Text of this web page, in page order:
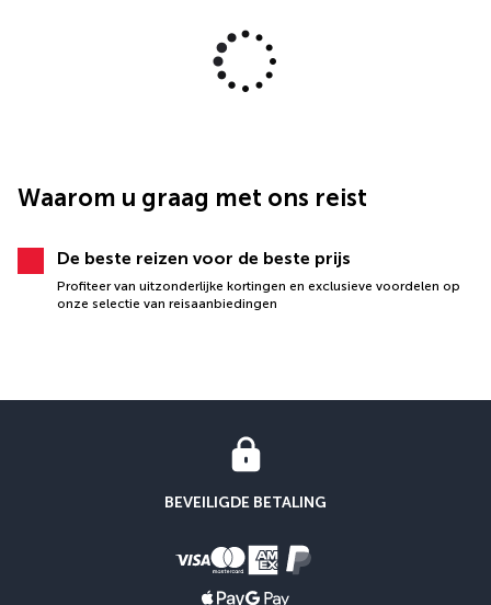
Waarom u graag met ons reist
De beste reizen voor de beste prijs
Profiteer van uitzonderlijke kortingen en exclusieve voordelen op
onze selectie van reisaanbiedingen
BEVEILIGDE BETALING